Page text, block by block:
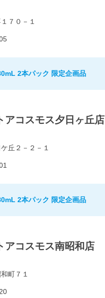
７０－１
2本パック 限定企画品
アコスモス夕日ヶ丘店
丘２－２－１
2本パック 限定企画品
アコスモス南昭和店
町７１